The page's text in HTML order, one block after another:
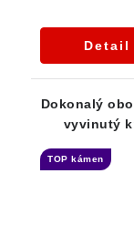
Detail
Dokonalý
vyvinutý
TOP kámen